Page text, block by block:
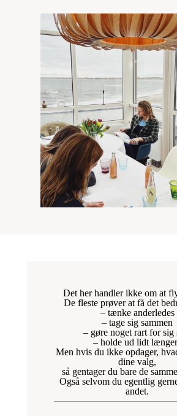
Det her handler ikke om at
De fleste prøver at få det
– tænke anderledes
– tage sig sammen
– gøre noget rart for sig
– holde ud lidt
Men hvis du ikke opdager,
dine valg,
så gentager du bare de
Også selvom du egentlig
andet.